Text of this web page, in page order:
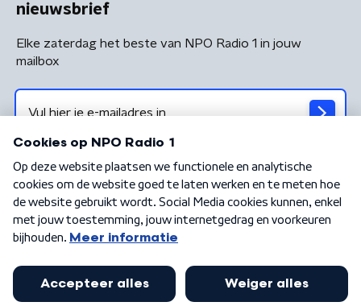
nieuwsbrief
Elke zaterdag het beste van NPO Radio 1 in jouw
mailbox
Algemene voorwaarden